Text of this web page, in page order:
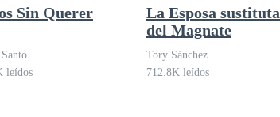
Sin Querer
leídos
La Esposa sustituta
del Magnate
Tory Sánchez
712.8K leídos